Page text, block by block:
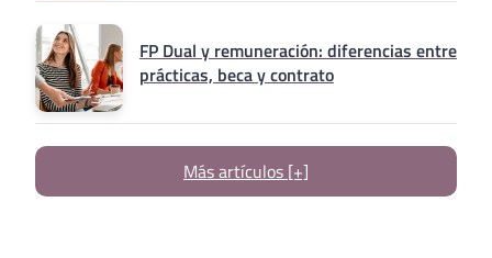
FP Dual y remuneración: diferencias entre
prácticas, beca y contrato
Más artículos [+]